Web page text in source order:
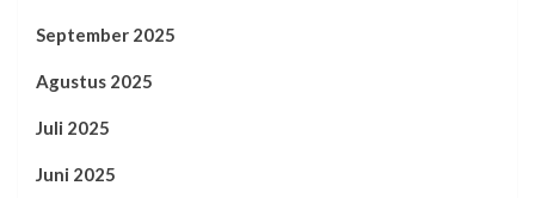
September 2025
Agustus 2025
Juli 2025
Juni 2025